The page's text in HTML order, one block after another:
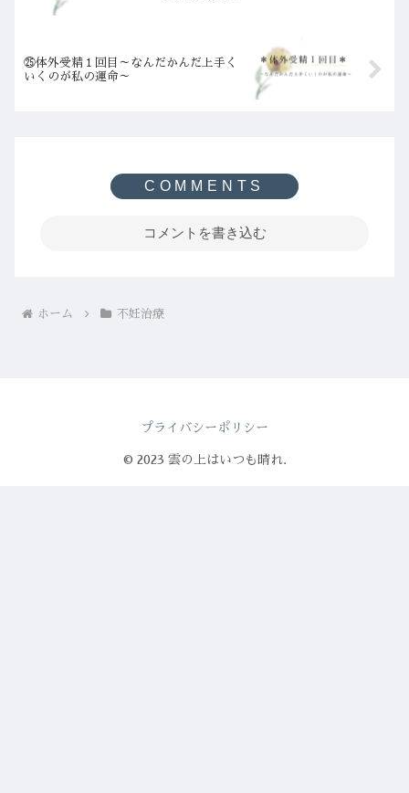
㉕体外受精１回目～なんだかんだ上手く
いくのが私の運命～
コメントを書き込む
ホーム 不妊治療
プライバシーポリシー
© 2023 雲の上はいつも晴れ.